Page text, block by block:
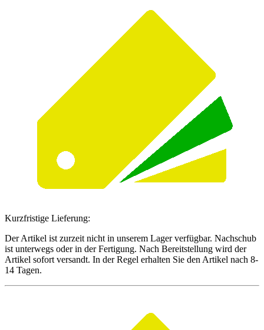
Kurzfristige Lieferung:
Der Artikel ist zurzeit nicht in unserem Lager verfügbar. Nachschub
ist unterwegs oder in der Fertigung. Nach Bereitstellung wird der
Artikel sofort versandt. In der Regel erhalten Sie den Artikel nach 8-
14 Tagen.